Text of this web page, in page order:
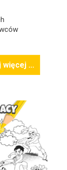
...